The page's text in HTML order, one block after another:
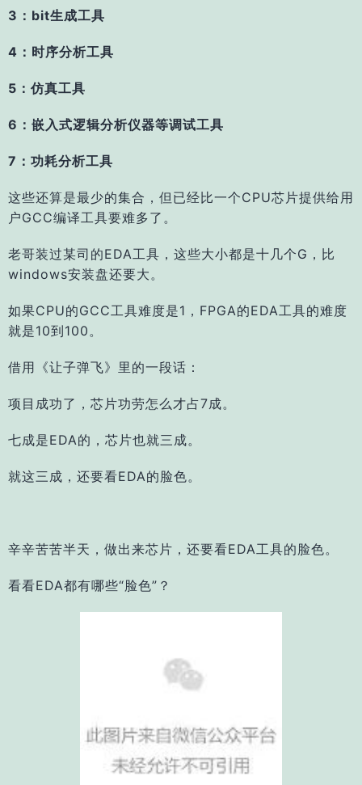
3：bit生成工具
4：时序分析工具
5：仿真工具
6：嵌入式逻辑分析仪器等调试工具
7：功耗分析工具
这些还算是最少的集合，但已经比一个CPU芯片提供给用
户GCC编译工具要难多了。
老哥装过某司的EDA工具，这些大小都是十几个G，比
windows安装盘还要大。
如果CPU的GCC工具难度是1，FPGA的EDA工具的难度
就是10到100。
借用《让子弹飞》里的一段话：
项目成功了，芯片功劳怎么才占7成。
七成是EDA的，芯片也就三成。
就这三成，还要看EDA的脸色。
辛辛苦苦半天，做出来芯片，还要看EDA工具的脸色。
看看EDA都有哪些“脸色”？